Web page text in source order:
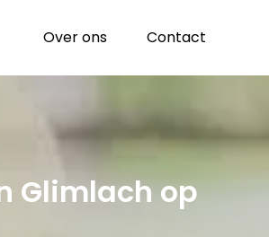
Over ons Contact
Glimlach op